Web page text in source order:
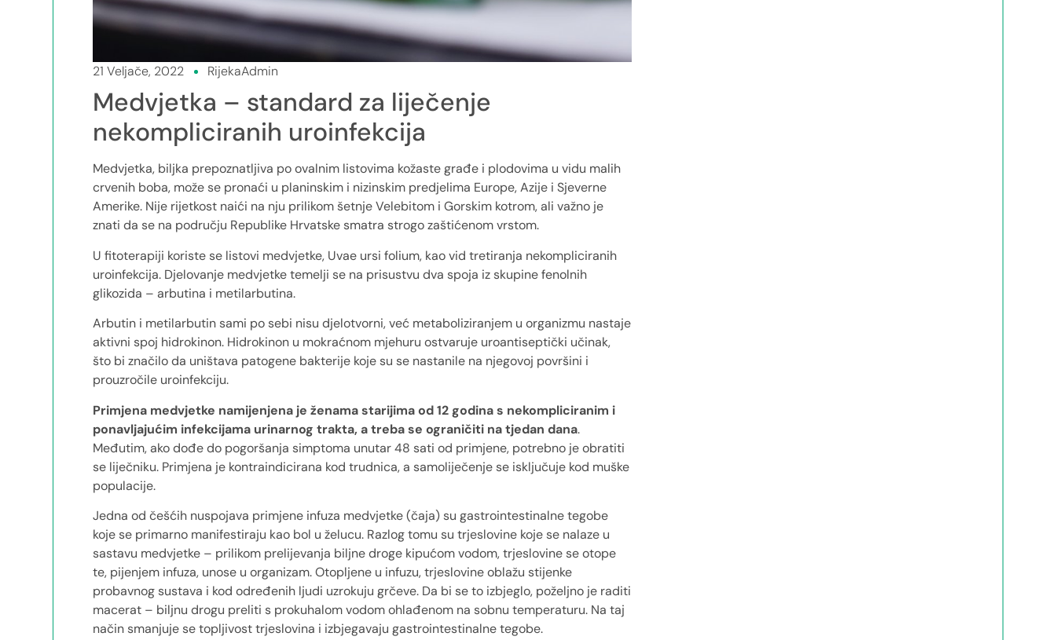
21 Veljače, 2022 RijekaAdmin
Medvjetka – standard za liječenje
nekompliciranih uroinfekcija
Medvjetka, biljka prepoznatljiva po ovalnim listovima kožaste građe i plodovima u vidu malih
crvenih boba, može se pronaći u planinskim i nizinskim predjelima Europe, Azije i Sjeverne
Amerike. Nije rijetkost naići na nju prilikom šetnje Velebitom i Gorskim kotrom, ali važno je
znati da se na području Republike Hrvatske smatra strogo zaštićenom vrstom.
U fitoterapiji koriste se listovi medvjetke, Uvae ursi folium, kao vid tretiranja nekompliciranih
uroinfekcija. Djelovanje medvjetke temelji se na prisustvu dva spoja iz skupine fenolnih
glikozida – arbutina i metilarbutina.
Arbutin i metilarbutin sami po sebi nisu djelotvorni, već metaboliziranjem u organizmu nastaje
aktivni spoj hidrokinon. Hidrokinon u mokraćnom mjehuru ostvaruje uroantiseptički učinak,
što bi značilo da uništava patogene bakterije koje su se nastanile na njegovoj površini i
prouzročile uroinfekciju.
Primjena medvjetke namijenjena je ženama starijima od 12 godina s nekompliciranim i
ponavljajućim infekcijama urinarnog trakta, a treba se ograničiti na tjedan dana.
Međutim, ako dođe do pogoršanja simptoma unutar 48 sati od primjene, potrebno je obratiti
se liječniku. Primjena je kontraindicirana kod trudnica, a samoliječenje se isključuje kod muške
populacije.
Jedna od češćih nuspojava primjene infuza medvjetke (čaja) su gastrointestinalne tegobe
koje se primarno manifestiraju kao bol u želucu. Razlog tomu su trjeslovine koje se nalaze u
sastavu medvjetke – prilikom prelijevanja biljne droge kipućom vodom, trjeslovine se otope
te, pijenjem infuza, unose u organizam. Otopljene u infuzu, trjeslovine oblažu stijenke
probavnog sustava i kod određenih ljudi uzrokuju grčeve. Da bi se to izbjeglo, poželjno je raditi
macerat – biljnu drogu preliti s prokuhalom vodom ohlađenom na sobnu temperaturu. Na taj
način smanjuje se topljivost trjeslovina i izbjegavaju gastrointestinalne tegobe.